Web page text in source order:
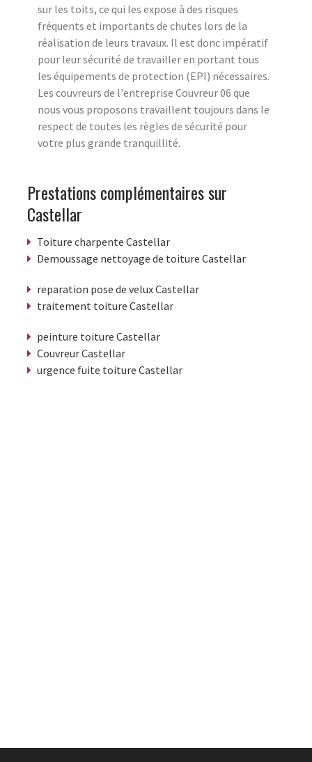
sur les toits, ce qui les expose à des risques
fréquents et importants de chutes lors de la
réalisation de leurs travaux. Il est donc impératif
pour leur sécurité de travailler en portant tous
les équipements de protection (EPI) nécessaires.
Les couvreurs de l'entreprise Couvreur 06 que
nous vous proposons travaillent toujours dans le
respect de toutes les règles de sécurité pour
votre plus grande tranquillité.
Prestations complémentaires sur
Castellar
Toiture charpente Castellar
Demoussage nettoyage de toiture Castellar
reparation pose de velux Castellar
traitement toiture Castellar
peinture toiture Castellar
Couvreur Castellar
urgence fuite toiture Castellar